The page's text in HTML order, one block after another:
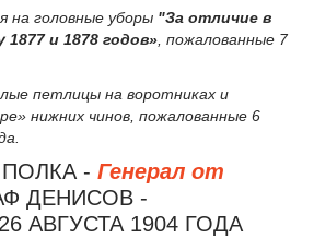
на головные уборы "За отличие в
1877 и 1878 годов» , пожалованные 7
петлицы на воротниках и
нижних чинов, пожалованные 6
- Генерал от
ДЕНИСОВ -
АВГУСТА 1904 ГОДА